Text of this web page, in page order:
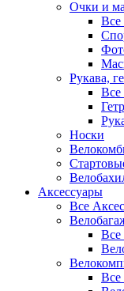
Очки и
Все
Рукава,
Все
Носки
Аксессуары
Все
Все
Все